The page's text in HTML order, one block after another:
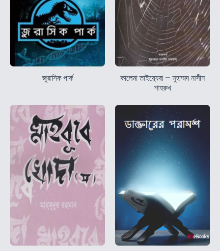
জুরাসিক পার্ক
কালেমা তাইয়্যেবা – মুহাম্মদ নাসীন
শাহরুখ